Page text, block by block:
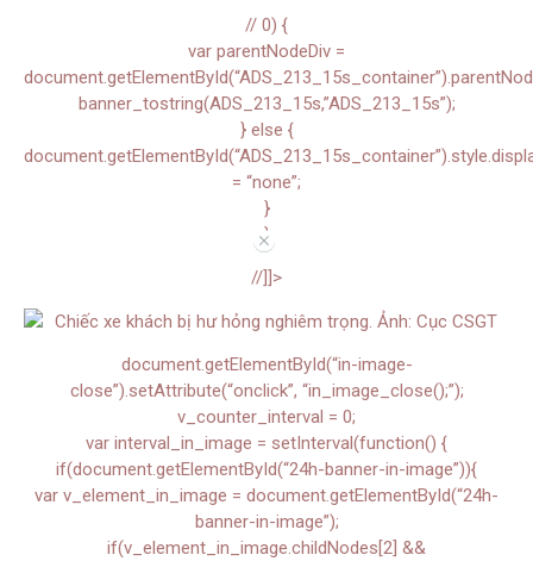
// 0) {
var parentNodeDiv =
banner_tostring(ADS_213_15s,”ADS_213_15s”);
} else {
= “none”;
}
}
//]]>
//
document.getElementById(“in-image-
close”).setAttribute(“onclick”, “in_image_close();”);
v_counter_interval = 0;
var interval_in_image = setInterval(function() {
if(document.getElementById(“24h-banner-in-image”)){
var v_element_in_image = document.getElementById(“24h-
banner-in-image”);
if(v_element_in_image.childNodes[2] &&